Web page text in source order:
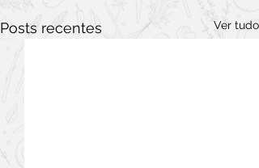
Posts recentes Ver tudo